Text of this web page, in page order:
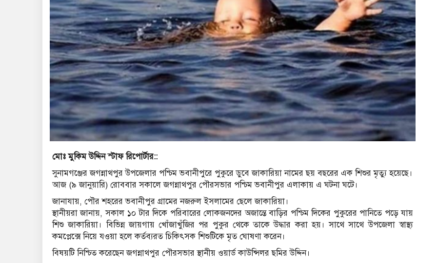
মোঃ মুকিম উদ্দিন স্টাফ রিপোর্টার::
সুনামগঞ্জের জগন্নাথপুর উপজেলার পশ্চিম ভবানীপুরে পুকুরে ডুবে জাকারিয়া নামের ছয় বছরের এক শিশুর মৃত্যু হয়েছে।
আজ (৯ জানুয়ারি) রোববার সকালে জগন্নাথপুর পৌরসভার পশ্চিম ভবানীপুর এলাকায় এ ঘটনা ঘটে।
জানাযায়, পৌর শহরের ভবানীপুর গ্রামের নজরুল ইসলামের ছেলে জাকারিয়া।
স্থানীয়রা জানায়, সকাল ১০ টার দিকে পরিবারের লোকজনদের অজান্তে বাড়ির পশ্চিম দিকের পুকুরের পানিতে পড়ে যায়
শিশু জাকারিয়া। বিভিন্ন জায়গায় খোঁজাখুঁজির পর পুকুর থেকে তাকে উদ্ধার করা হয়। সাথে সাথে উপজেলা স্বাস্থ্য
কমপ্লেক্সে নিয়ে যওয়া হলে কর্তব্যরত চিকিৎসক শিশুটিকে মৃত ঘোষণা করেন।
বিষয়টি নিশ্চিত করেছেন জগন্নাথপুর পৌরসভার স্থানীয় ওয়ার্ড কাউন্সিলর ছমির উদ্দিন।